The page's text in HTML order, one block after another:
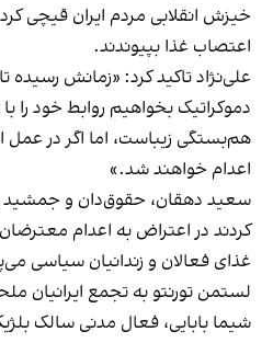
خیزش انقلابی مردم ایران قیچی
اعتصاب غذا بپیوندند.
علی‌نژاد تاکید کرد: «زمانش رسیده
دموکراتیک بخواهیم روابط خود را
هم‌بستگی زیباست، اما اگر در عمل
اعدام خواهند شد.»
سعید دهقان، حقوق‌دان و جمشید
کردند در اعتراض به اعدام
غذای فعالان و زندانیان سیاسی
لستمن تورنتو به تجمع ایرانیان
شیما بابایی، فعال مدنی سالک